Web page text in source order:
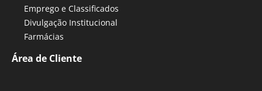
Emprego e Classificados
Divulgação Institucional
Farmácias
Área de Cliente